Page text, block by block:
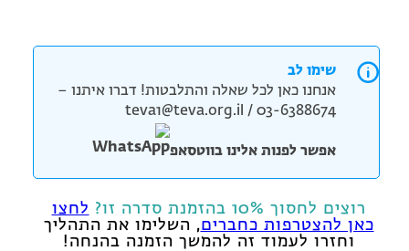
שימו לב
אנחנו כאן לכל שאלה והתלבטות! דברו איתנו –
teva1@teva.org.il / 03-6388674
אפשר לפנות אלינו בווטסאפ
רוצים לחסוך 10% בהזמנת סדרה זו?
לחצו
כאן להצטרפות כחברים, השלימו את התהליך
וחזרו לעמוד זה להמשך הזמנה בהנחה!